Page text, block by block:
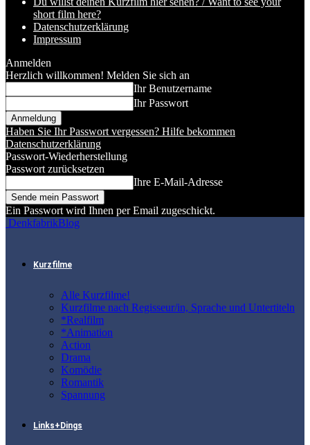
short film here?
Datenschutzerklärung
Impressum
Anmelden
Herzlich willkommen! Melden Sie sich an
Ihr Benutzername
Ihr Passwort
Haben Sie Ihr Passwort vergessen? Hilfe bekommen
Datenschutzerklärung
Passwort-Wiederherstellung
Passwort zurücksetzen
Ihre E-Mail-Adresse
Ein Passwort wird Ihnen per Email zugeschickt.
DenkfabrikBlog
Kurzfilme
Alle Kurzfilme!
Kurzfilme nach Regisseur/in, Sprache und Untertiteln
*Realfilm
*Animation
Action
Drama
Komödie
Romantik
Spannung
Links+Dings